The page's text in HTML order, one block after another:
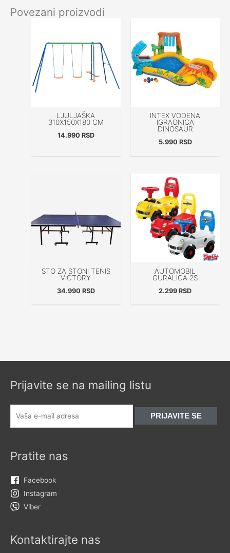
Povezani proizvodi
LJULJAŠKA
310X150X180 CM
14.990 RSD
INTEX VODENA
IGRAONICA
DINOSAUR
5.990 RSD
STO ZA STONI TENIS
VICTORY
34.990 RSD
AUTOMOBIL
GURALICA 2S
2.299RSD
Prijavite se na mailing listu
Pratite nas
Facebook
Instagram
Viber
Kontaktirajte nas